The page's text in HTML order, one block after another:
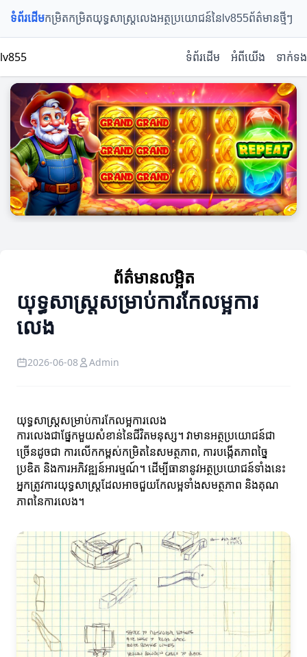
ទំព័រដើមកម្រិតកម្រិតយុទ្ធសាស្ត្រលេងអត្ថប្រយោជន៍នៃlv855ព័ត៌មានថ្មីៗ
lv855 ទំព័រដើម អំពីយើង ទាក់ទង
ព័ត៌មានលម្អិត
យុទ្ធសាស្ត្រសម្រាប់ការកែលម្អការ
លេង
2026-06-08 Admin
យុទ្ធសាស្ត្រសម្រាប់ការកែលម្អការលេង
ការលេងជាផ្នែកមួយសំខាន់នៃជីវិតមនុស្ស។ វាមានអត្ថប្រយោជន៍ជា
ច្រើនដូចជា ការលើកកម្ពស់កម្រិតនៃសមត្ថភាព, ការបង្កើតភាពច្នៃ
ប្រឌិត និងការអភិវឌ្ឍន៍អារម្មណ៍។ ដើម្បីធានានូវអត្ថប្រយោជន៍ទាំងនេះ
អ្នកត្រូវការយុទ្ធសាស្ត្រដែលអាចជួយកែលម្អទាំងសមត្ថភាព និងគុណ
ភាពនៃការលេង។